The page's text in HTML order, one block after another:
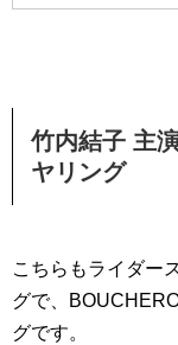
竹内結子 主
ヤリング
こちらもライダー
グで、
グです。